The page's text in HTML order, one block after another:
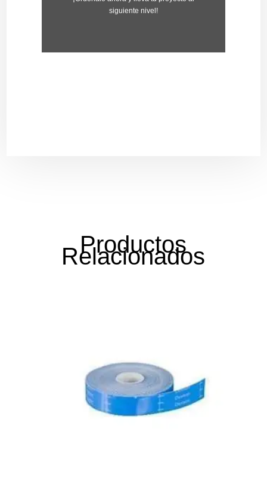
siguiente nivel!
Productos
Relacionados